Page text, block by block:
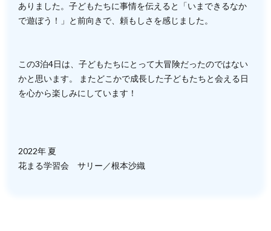
ありました。子どもたちに事情を伝えると「いまできるなか
で遊ぼう！」と前向きで、頼もしさを感じました。
この3泊4日は、子どもたちにとって大冒険だったのではない
かと思います。 またどこかで成長した子どもたちと会える日
を心から楽しみにしています！
2022年 夏
花まる学習会 サリー／根本沙織